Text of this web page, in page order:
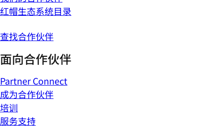
红帽生态系统目录
查找合作伙伴
面向合作伙伴
Partner Connect
成为合作伙伴
培训
服务支持